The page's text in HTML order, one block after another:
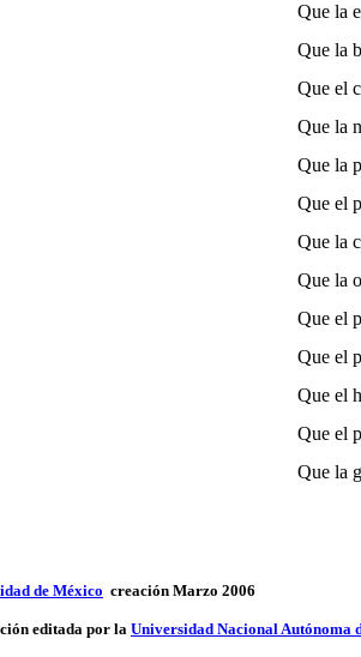
Que la
Que la
Que el
Que la
Que la
Que el
Que la
Que la
Que el
Que el
Que el
Que el
Que la
de México creación Marzo 2006
editada por la Universidad Nacional Autónoma